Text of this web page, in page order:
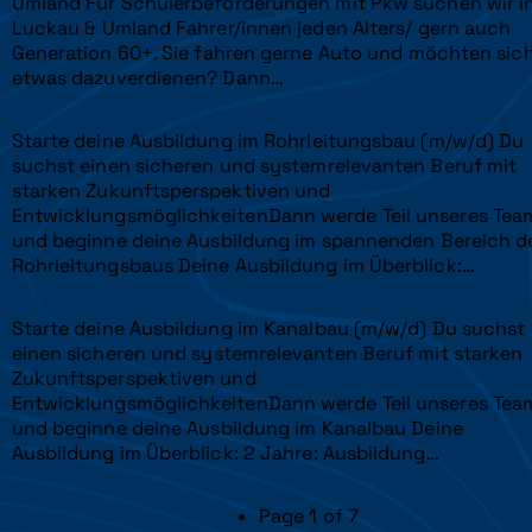
Luckau & Umland Fahrer/innen jeden Alters/ gern auch
Generation 60+. Sie fahren gerne Auto und möchten
etwas dazuverdienen? Dann…
Starte deine Ausbildung im Rohrleitungsbau (m/w/d) Du
suchst einen sicheren und systemrelevanten Beruf mit
starken Zukunftsperspektiven und
EntwicklungsmöglichkeitenDann werde Teil unseres
und beginne deine Ausbildung im spannenden Bereich
Rohrleitungsbaus Deine Ausbildung im Überblick:…
Starte deine Ausbildung im Kanalbau (m/w/d) Du suchst
einen sicheren und systemrelevanten Beruf mit starken
Zukunftsperspektiven und
EntwicklungsmöglichkeitenDann werde Teil unseres
und beginne deine Ausbildung im Kanalbau Deine
Ausbildung im Überblick: 2 Jahre: Ausbildung…
Page 1 of 7